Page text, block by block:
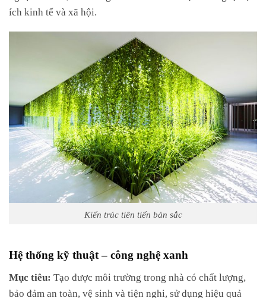
ích kinh tế và xã hội.
Kiến trúc tiên tiến bản sắc
Hệ thống kỹ thuật – công nghệ xanh
Mục tiêu: Tạo được môi trường trong nhà có chất lượng,
bảo đảm an toàn, vệ sinh và tiện nghi, sử dụng hiệu quả